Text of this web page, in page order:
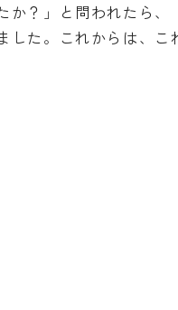
か？」と問われたら
した。これからは、こ